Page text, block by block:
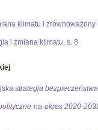
klimatu i zrównoważony
i zmiana klimatu, s. 8
strategia
na okres 2020-